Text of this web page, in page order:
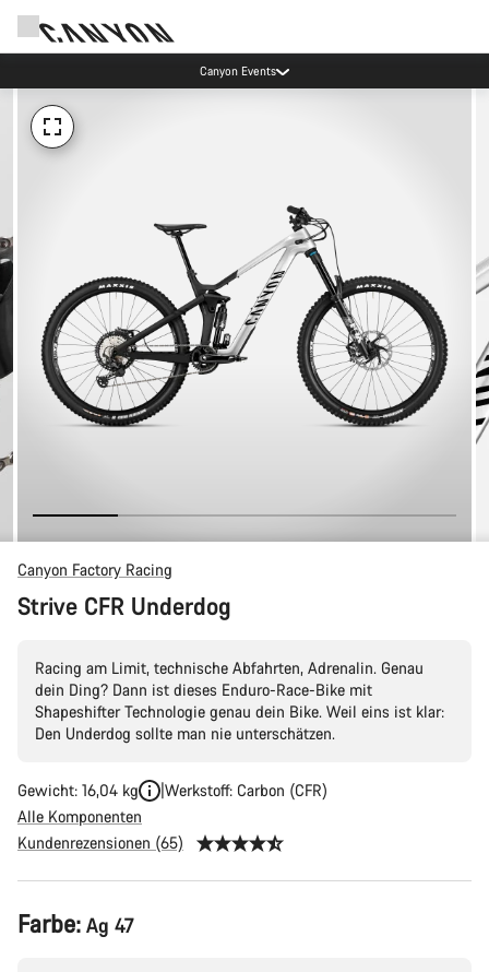
Canyon Events
Canyon Factory Racing
Strive CFR Underdog
Racing am Limit, technische Abfahrten, Adrenalin. Genau
dein Ding? Dann ist dieses Enduro-Race-Bike mit
Shapeshifter Technologie genau dein Bike. Weil eins ist klar:
Den Underdog sollte man nie unterschätzen.
Gewicht: 16,04 kg
Werkstoff: Carbon (CFR)
Alle Komponenten
Kundenrezensionen (65)
Produktkonfiguration
Farbe: Ag 47